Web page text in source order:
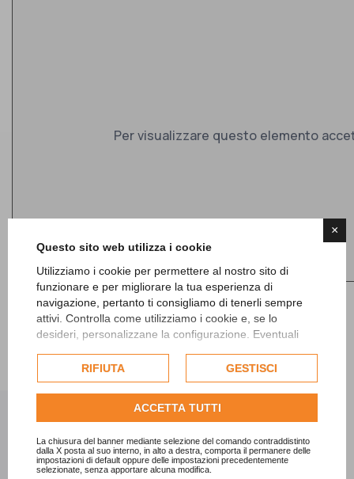
×
Questo sito web utilizza i cookie
Utilizziamo i cookie per permettere al nostro sito di
funzionare e per migliorare la tua esperienza di
navigazione, pertanto ti consigliamo di tenerli sempre
attivi. Controlla come utilizziamo i cookie e, se lo
desideri, personalizzane la configurazione. Eventuali
esclusivamente previa acquisizione del consenso
dell'utente.
Consulta l'informativa cookie completa.
RIFIUTA GESTISCI
ACCETTA TUTTI
La chiusura del banner mediante selezione del comando contraddistinto
dalla X posta al suo interno, in alto a destra, comporta il permanere delle
impostazioni di default oppure delle impostazioni precedentemente
selezionate, senza apportare alcuna modifica.
Per visualizzare questo elemento